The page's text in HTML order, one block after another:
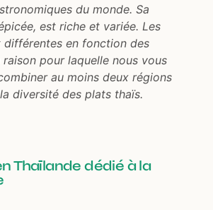
du monde. Sa
est riche et variée. Les
différentes en fonction des
raison pour laquelle nous vous
au moins deux régions
diversité des plats thaïs.
Thaïlande dédié à la